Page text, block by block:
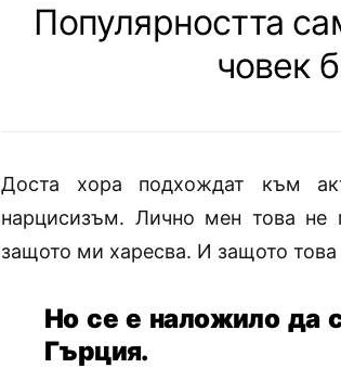
Популярността
човек
Доста хора подхождат към
нарцисизъм. Лично мен това не
защото ми харесва. И защото това
Но се е наложило да
Гърция.